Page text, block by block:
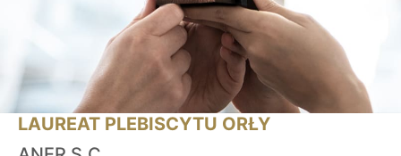
LAUREAT PLEBISCYTU ORŁY